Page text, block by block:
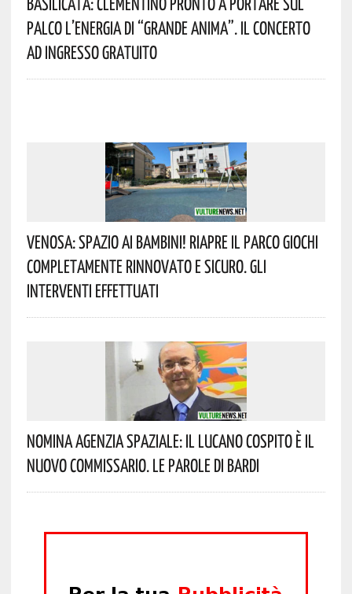
Palco L’energia Di “Grande Anima”. Il Concerto
Ad Ingresso Gratuito
Venosa: Spazio Ai Bambini! Riapre Il Parco Giochi
Completamente Rinnovato E Sicuro. Gli
Interventi Effettuati
Nomina Agenzia Spaziale: Il Lucano Cospito È Il
Nuovo Commissario. Le Parole Di Bardi